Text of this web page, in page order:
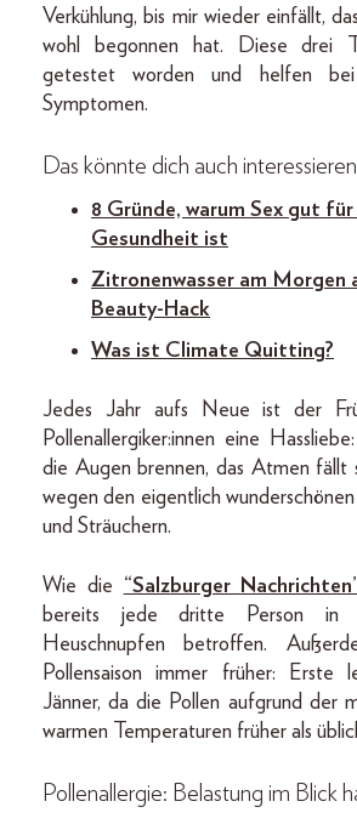
Verkühlung, bis mir wieder einfällt,
wohl begonnen hat. Diese drei
getestet worden und helfen bei
Symptomen.
Das könnte dich auch interessieren
8 Gründe, warum Sex gut für
Gesundheit ist
Zitronenwasser am Morgen
Beauty-Hack
Was ist Climate Quitting?
Jedes Jahr aufs Neue ist der
Pollenallergiker:innen eine
die Augen brennen, das Atmen fällt
wegen den eigentlich
und Sträuchern.
Wie die “Salzburger
bereits jede dritte Person in
Heuschnupfen betroffen.
Pollensaison immer früher: Erste
Jänner, da die Pollen aufgrund der
warmen Temperaturen früher als
Pollenallergie: Belastung im Blick